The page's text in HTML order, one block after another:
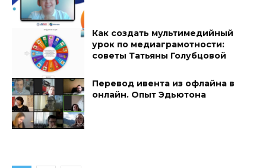
Как создать мультимедийный
урок по медиаграмотности:
советы Татьяны Голубцовой
Перевод ивента из офлайна в
онлайн. Опыт Эдьютона